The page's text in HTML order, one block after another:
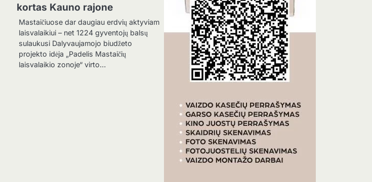
kortas Kauno rajone
Mastaičiuose dar daugiau erdvių aktyviam
laisvalaikiui – net 1224 gyventojų balsų
sulaukusi Dalyvaujamojo biudžeto
projekto idėja „Padelis Mastaičių
laisvalaikio zonoje“ virto…